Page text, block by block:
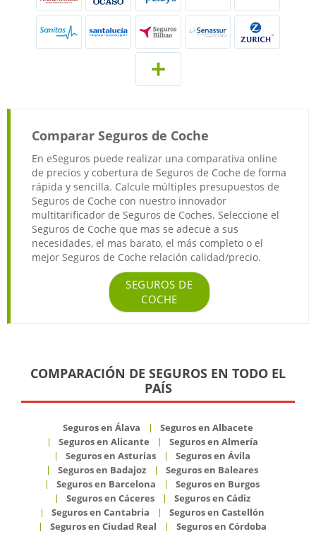
Comparar Seguros de Coche
En eSeguros puede realizar una comparativa online
de precios y cobertura de Seguros de Coche de forma
rápida y sencilla. Calcule múltiples presupuestos de
Seguros de Coche con nuestro innovador
multitarificador de Seguros de Coches. Seleccione el
Seguros de Coche que mas se adecue a sus
necesidades, el mas barato, el más completo o el
mejor Seguros de Coche relación calidad/precio.
SEGUROS DE
COCHE
COMPARACIÓN DE SEGUROS EN TODO EL
PAÍS
Seguros en Álava
Seguros en Albacete
Seguros en Alicante
Seguros en Almería
Seguros en Asturias
Seguros en Ávila
Seguros en Badajoz
Seguros en Baleares
Seguros en Barcelona
Seguros en Burgos
Seguros en Cáceres
Seguros en Cádiz
Seguros en Cantabria
Seguros en Castellón
Seguros en Ciudad Real
Seguros en Córdoba